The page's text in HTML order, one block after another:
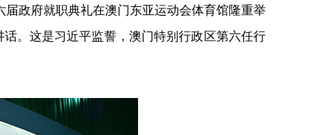
政府就职典礼在澳门东亚运动会体育馆隆重举
。这是习近平监誓，澳门特别行政区第六任行